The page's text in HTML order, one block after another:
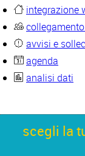
integrazione
avvisi e
agenda
analisi dati
scegli la